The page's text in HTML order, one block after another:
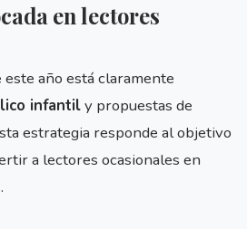
en lectores
año está claramente
infantily propuestas de
estrategia responde al objetivo
a lectores ocasionales en